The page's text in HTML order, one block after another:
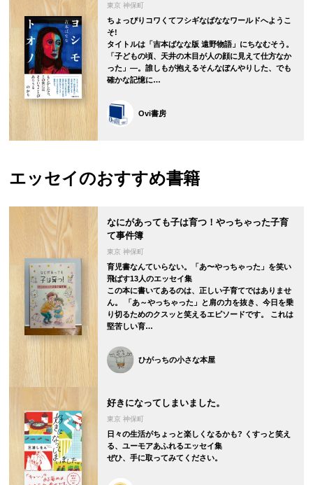
東京 神保町
ちょっぴりコワくてフシギなばななワールドへようこ
そ!
タイトルは「吉本ばなな版 遠野物語」にちなむそう。
「子どもの頃、天井の木目が人の顔に見えて仕方なか
った」―。誰しもが抱えるそんなぼんやりした、でも
確かな記憶に…
Ovi書房
エッセイのおすすめ書籍
なにがあっても子は育つ！やっちゃった子育
て事件簿
東京 神保町
育児書なんていらない。「あ〜やっちゃった」を笑い
飛ばす13人のエッセイ集
この本に書いてあるのは、正しい子育てではありませ
ん。 「あ～やっちゃった」と肩の力を抜き、今日を乗
り切るためのクスッと笑えるエピソードです。 これは
堅苦しい育…
ひがっちの小さな本屋
好きになってしまいました。
東京 神保町
日々の生活がちょっと楽しくなるかも? くすっと笑え
る、ユーモアあふれるエッセイ集
ぜひ、手に取ってみてください。